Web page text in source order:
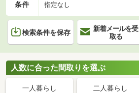
条件 指定なし
検索条件を保存
新着メールを受
取る
人数に合った間取りを選ぶ
一人暮らし 二人暮らし